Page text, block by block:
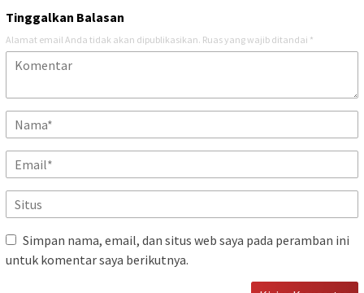
Tinggalkan Balasan
Alamat email Anda tidak akan dipublikasikan. Ruas yang wajib ditandai *
Simpan nama, email, dan situs web saya pada peramban ini
untuk komentar saya berikutnya.